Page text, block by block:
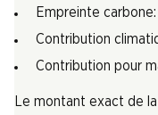
Empreinte
Contribution
Contribution pour
Le montant exact de